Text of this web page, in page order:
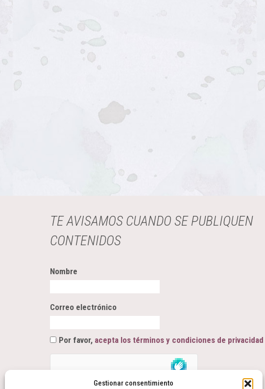
Gestionar consentimiento
TE AVISAMOS CUANDO SE PUBLIQUEN
CONTENIDOS
Nombre
Correo electrónico
Por favor, acepta los términos y condiciones de privacidad